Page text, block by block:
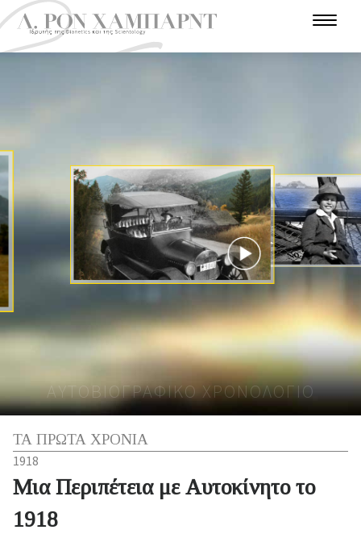
ΠΑΡΑΚΟΛΟΥΘΉΣΤΕ
Α
Γ
Ω
Γ
Η
Ν
Θ
Ρ
Ω
Π
Ι
Σ
Τ
Η
Σ
Τ
Χ
Ρ
Ο
Ν
Ι
Α
Τ
Ο
Υ
Π
Ο
Υ
Σ
Υ
Γ
Γ
Ρ
Α
Φ
Ε
Α
Σ
Π
Α
Ν
Ε
Π
Ι
Σ
Τ
Η
Μ
Ι
Ο
Λ
Α
Τ
Η
Σ
Τ
Η
Σ
Π
Τ
Α
Π
Ω
Α
Ν
Α
Τ
Η
Τ
Α
Ω
Τ
Α
Ρ
Ο
Ν
Ι
Α
ΑΥΤΟΒΙΟΓΡΑΦΙΚΟ ΧΡΟΝΟΛΟΓΙΟ
ΤΑ ΠΡΩΤΑ ΧΡΟΝΙΑ
1918
Μια Περιπέτεια με Αυτοκίνητο το
1918